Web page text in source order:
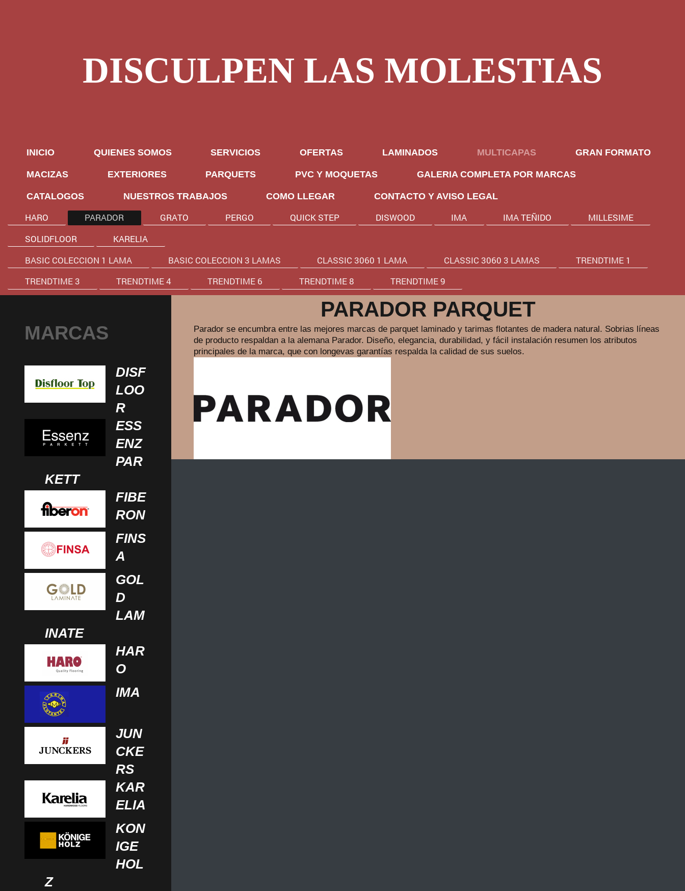
DISCULPEN LAS MOLESTIAS
INICIO QUIENES SOMOS SERVICIOS OFERTAS LAMINADOS MULTICAPAS GRAN FORMATO
MACIZAS EXTERIORES PARQUETS PVC Y MOQUETAS GALERIA COMPLETA POR MARCAS
CATALOGOS NUESTROS TRABAJOS COMO LLEGAR CONTACTO Y AVISO LEGAL
HARO PARADOR GRATO PERGO QUICK STEP DISWOOD IMA IMA TEÑIDO
MILLESIME
SOLIDFLOOR
KARELIA
BASIC COLECCION 1 LAMA
BASIC COLECCION 3 LAMAS CLASSIC 3060 1 LAMA CLASSIC 3060 3 LAMAS
TRENDTIME 1
TRENDTIME 3
TRENDTIME 4 TRENDTIME 6 TRENDTIME 8 TRENDTIME 9
PARADOR PARQUET
Parador se encumbra entre las mejores marcas de parquet laminado y tarimas flotantes de madera natural. Sobrias líneas
de producto respaldan a la alemana Parador. Diseño, elegancia, durabilidad, y fácil instalación resumen los atributos
principales de la marca, que con longevas garantías respalda la calidad de sus suelos.
MARCAS
DISF
LOO
R
ESS
ENZ
PAR
KETT
FIBE
RON
FINS
A
GOL
D
LAM
INATE
HAR
O
IMA
JUN
CKE
RS
KAR
ELIA
KON
IGE
HOL
Z